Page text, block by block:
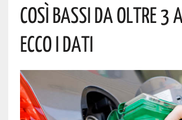
Così Bassi Da Oltre 3
Ecco I Dati